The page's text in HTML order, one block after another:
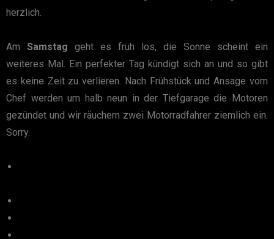
herzlich.
Am Samstag geht es früh los, die Sonne scheint ein
weiteres Mal. Ein perfekter Tag kündigt sich an und so gibt
es keine Zeit zu verlieren. Nach Frühstück und Ansage vom
Chef werden um halb neun in der Tiefgarage die Motoren
gezündet und wir räuchern zwei Motorradfahrer ziemlich ein.
Sorry.